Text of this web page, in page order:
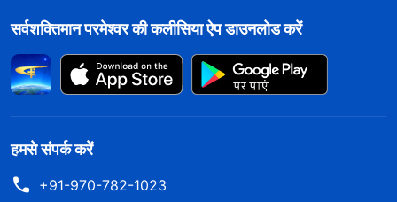
सर्वशक्तिमान परमेश्वर की कलीसिया ऐप डाउनलोड करें
हमसे संपर्क करें
+91-970-782-1023